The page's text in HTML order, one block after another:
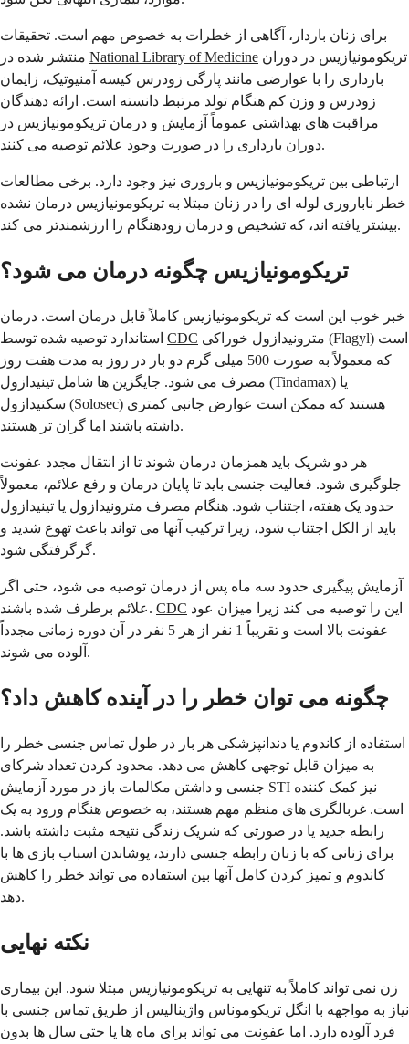
برای زنان باردار، آگاهی از خطرات به خصوص مهم است. تحقیقات
National Library of Medicine
بارداری را با عوارضی مانند پارگی زودرس کیسه آمنیوتیک، زایمان
زودرس و وزن کم هنگام تولد مرتبط دانسته است. ارائه دهندگان
مراقبت های بهداشتی عموماً آزمایش و درمان تریکومونیازیس در
دوران بارداری را در صورت وجود علائم توصیه می کنند.
ارتباطی بین تریکومونیازیس و باروری نیز وجود دارد. برخی مطالعات
خطر ناباروری لوله ای را در زنان مبتلا به تریکومونیازیس درمان نشده
بیشتر یافته اند، که تشخیص و درمان زودهنگام را ارزشمندتر می کند.
تریکومونیازیس چگونه درمان می شود؟
خبر خوب این است که تریکومونیازیس کاملاً قابل درمان است. درمان
CDC
که معمولاً به صورت 500 میلی گرم دو بار در روز به مدت هفت روز
مصرف می شود. جایگزین ها شامل تینیدازول (Tindamax) یا
سکنیدازول (Solosec) هستند که ممکن است عوارض جانبی کمتری
داشته باشند اما گران تر هستند.
هر دو شریک باید همزمان درمان شوند تا از انتقال مجدد عفونت
جلوگیری شود. فعالیت جنسی باید تا پایان درمان و رفع علائم، معمولاً
حدود یک هفته، اجتناب شود. هنگام مصرف مترونیدازول یا تینیدازول
باید از الکل اجتناب شود، زیرا ترکیب آنها می تواند باعث تهوع شدید و
گرگرفتگی شود.
آزمایش پیگیری حدود سه ماه پس از درمان توصیه می شود، حتی اگر
علائم برطرف شده باشند. CDC
عفونت بالا است و تقریباً 1 نفر از هر 5 نفر در آن دوره زمانی مجدداً
آلوده می شوند.
چگونه می توان خطر را در آینده کاهش داد؟
استفاده از کاندوم یا دندانپزشکی هر بار در طول تماس جنسی خطر را
به میزان قابل توجهی کاهش می دهد. محدود کردن تعداد شرکای
جنسی و داشتن مکالمات باز در مورد آزمایش STI نیز کمک کننده
است. غربالگری های منظم مهم هستند، به خصوص هنگام ورود به یک
رابطه جدید یا در صورتی که شریک زندگی نتیجه مثبت داشته باشد.
برای زنانی که با زنان رابطه جنسی دارند، پوشاندن اسباب بازی ها با
کاندوم و تمیز کردن کامل آنها بین استفاده می تواند خطر را کاهش
دهد.
نکته نهایی
زن نمی تواند کاملاً به تنهایی به تریکومونیازیس مبتلا شود. این بیماری
نیاز به مواجهه با انگل تریکوموناس واژینالیس از طریق تماس جنسی با
فرد آلوده دارد. اما عفونت می تواند برای ماه ها یا حتی سال ها بدون